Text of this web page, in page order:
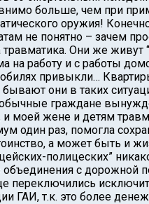
больше, чем при
оружия!
не понятно – зачем
травматика. Они же живут
на работу и с работы
привыкли…
бывают они в таких
граждане
и моей жене и детям
один раз, помогла
а может быть и
полицеских”
объединения с дорожной
переключились
ГАИ, т.к. это более